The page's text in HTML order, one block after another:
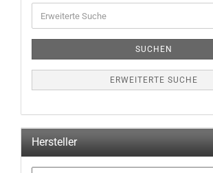
Suche
SUCHEN
ERWEITERTE SUCHE
Hersteller